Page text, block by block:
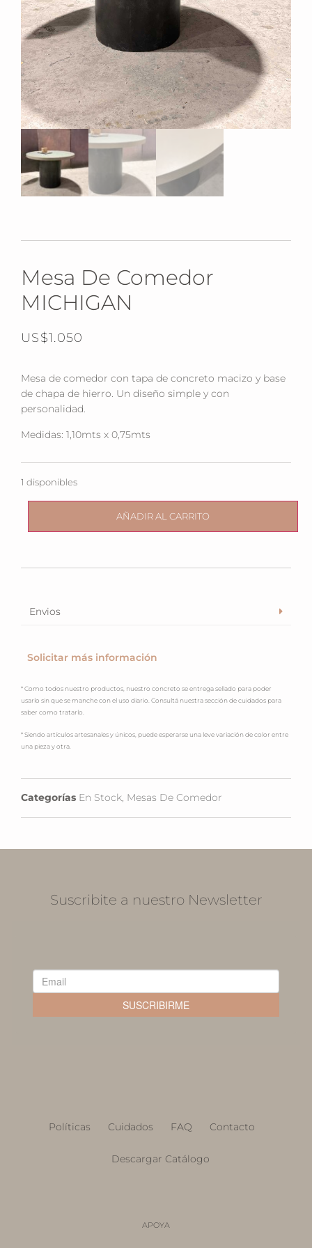
Mesa De Comedor
MICHIGAN
US$1.050
Mesa de comedor con tapa de concreto macizo y base
de chapa de hierro. Un diseño simple y con
personalidad.
Medidas: 1,10mts x 0,75mts
1 disponibles
AÑADIR AL CARRITO
Envios
Solicitar más información
* Como todos nuestro productos, nuestro concreto se entrega sellado para poder
usarlo sin que se manche con el uso diario. Consultá nuestra sección de cuidados para
saber como tratarlo.
* Siendo artículos artesanales y únicos, puede esperarse una leve variación de color entre
una pieza y otra.
Categorías En Stock, Mesas De Comedor
Suscribite a nuestro Newsletter
Políticas Cuidados FAQ Contacto
Descargar Catálogo
APOYA